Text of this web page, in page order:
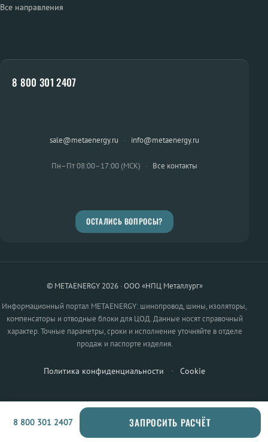
Все направления
8 800 301 2407
sale@metaenergy.ru · info@metaenergy.ru
Пн–Пт 08:00–17:00 (МСК) · Все контакты
ОСТАЛИСЬ ВОПРОСЫ?
© METAENERGY 2026 · ООО «НПЦ Металлург»
Информационный портал METAENERGY: шинопровод, шины, изоляторы,
компенсаторы и отводные блоки для ЦОД. Данные носят справочный
характер. Точные параметры, сроки и исполнение уточняйте в отделе
продаж и паспорте изделия.
Политика конфиденциальности · Cookie
8 800 301 2407 ЗАПРОСИТЬ РАСЧЁТ